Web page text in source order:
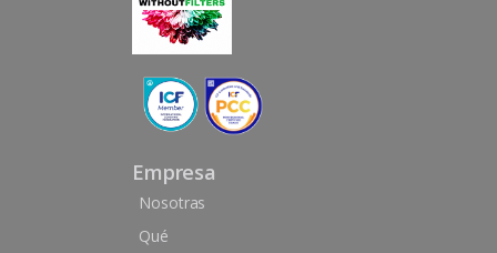
Empresa
Nosotras
Qué